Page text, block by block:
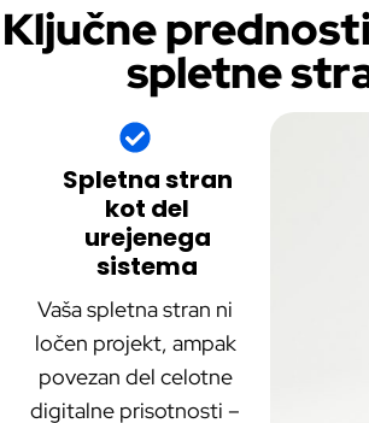
Ključne
spletne
Spletna stran
kot del
urejenega
sistema
Vaša spletna stran ni
ločen projekt, ampak
povezan del celotne
digitalne prisotnosti –